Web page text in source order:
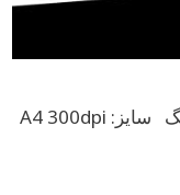
دانلود سربرگ A4 آبی با رزولوشن بالا مناسب چاپ نوع فایل: لایه باز فوتوشاپ و جیپگ سایز: A4 300dpi